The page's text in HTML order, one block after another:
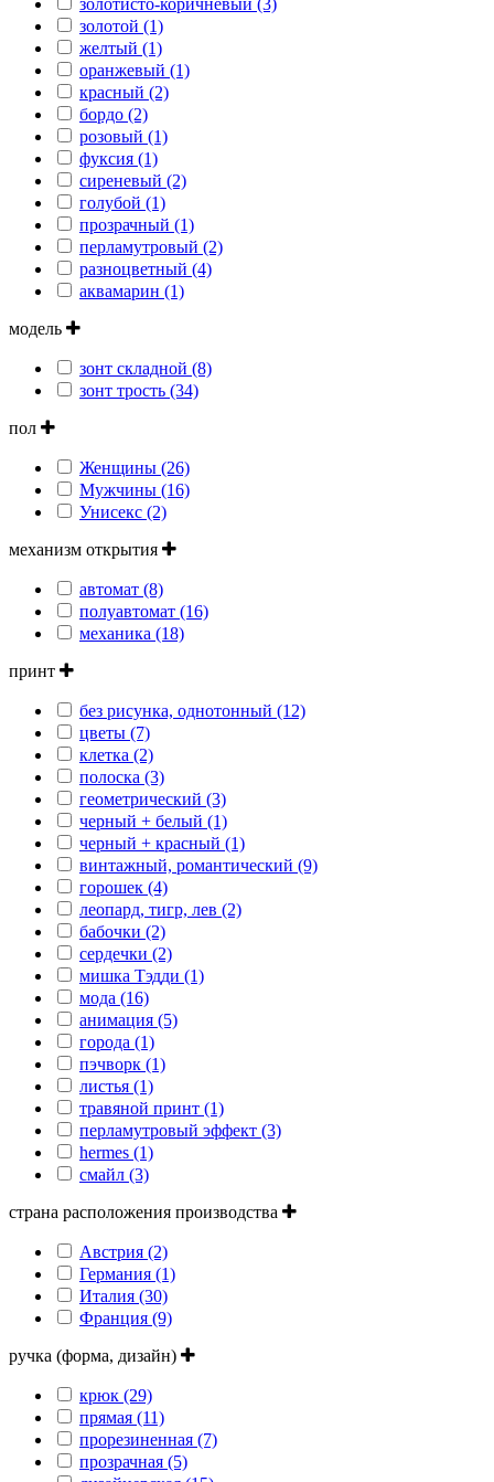
золотой (1)
желтый (1)
оранжевый (1)
красный (2)
бордо (2)
розовый (1)
фуксия (1)
сиреневый (2)
голубой (1)
прозрачный (1)
перламутровый (2)
разноцветный (4)
аквамарин (1)
модель
зонт складной (8)
зонт трость (34)
пол
Женщины (26)
Мужчины (16)
Унисекс (2)
механизм открытия
автомат (8)
полуавтомат (16)
механика (18)
принт
без рисунка, однотонный (12)
цветы (7)
клетка (2)
полоска (3)
геометрический (3)
черный + белый (1)
черный + красный (1)
винтажный, романтический (9)
горошек (4)
леопард, тигр, лев (2)
бабочки (2)
сердечки (2)
мишка Тэдди (1)
мода (16)
анимация (5)
города (1)
пэчворк (1)
листья (1)
травяной принт (1)
перламутровый эффект (3)
hermes (1)
смайл (3)
страна расположения производства
Австрия (2)
Германия (1)
Италия (30)
Франция (9)
ручка (форма, дизайн)
крюк (29)
прямая (11)
прорезиненная (7)
прозрачная (5)